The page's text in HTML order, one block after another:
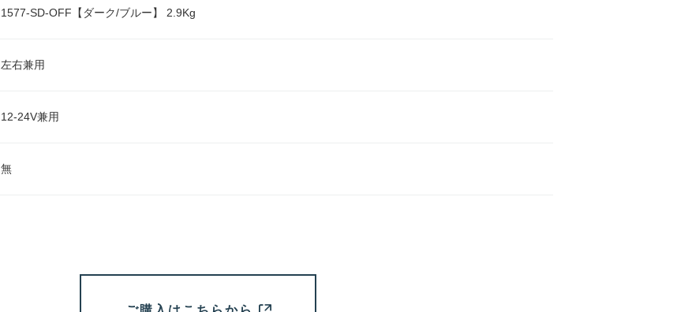
1577-SD-OFF【ダーク/ブルー】 2.9Kg
左右兼用
12-24V兼用
無
ご購入はこちらから